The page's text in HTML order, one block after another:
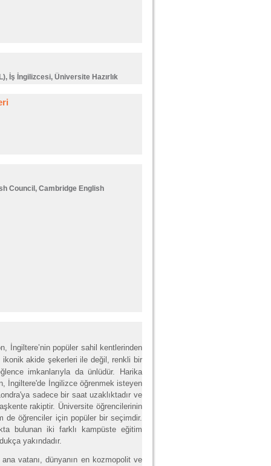
İş İngilizcesi, Üniversite Hazırlık
Council, Cambridge English
İngiltere’nin popüler sahil kentlerinden
ikonik akide şekerleri ile değil, renkli bir
imkanlarıyla da ünlüdür. Harika
İngiltere'de İngilizce öğrenmek isteyen
sadece bir saat uzaklıktadır ve
rakiptir. Üniversite öğrencilerinin
de öğrenciler için popüler bir seçimdir.
bulunan iki farklı kampüste eğitim
yakındadır.
vatanı, dünyanın en kozmopolit ve